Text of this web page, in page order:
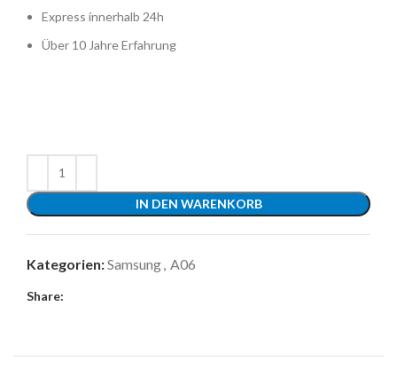
Express innerhalb 24h
Über 10 Jahre Erfahrung
IN DEN WARENKORB
Kategorien:Samsung A06
Share: